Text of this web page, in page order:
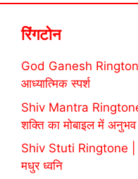
रिंगटोन
God Ganesh
आध्यात्मिक स्पर्श
Shiv Mantra Ringtone
शक्ति का मोबाइल में अनुभव
Shiv Stuti Ringtone |
मधुर ध्वनि